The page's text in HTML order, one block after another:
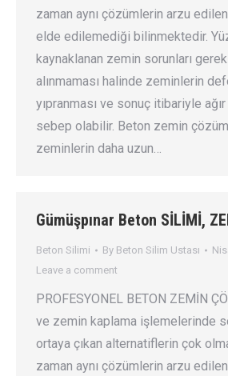
zaman aynı çözümlerin arzu
elde edilemediği bilinmektedir.
kaynaklanan zemin sorunları
alınmaması halinde zeminlerin
yıpranması ve sonuç itibariyle
sebep olabilir. Beton zemin
zeminlerin daha uzun…
Gümüşpınar Beton SİLİMİ,
Beton Silimi By Beton Silim Ustası
Leave a comment
PROFESYONEL BETON ZEMİN
ve zemin kaplama işlemelerinde
ortaya çıkan alternatiflerin çok
zaman aynı çözümlerin arzu